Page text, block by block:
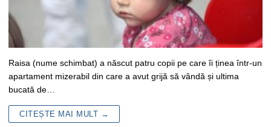
Raisa (nume schimbat) a născut patru copii pe care îi ținea într-un
apartament mizerabil din care a avut grijă să vândă și ultima
bucată de…
CITEȘTE MAI MULT →